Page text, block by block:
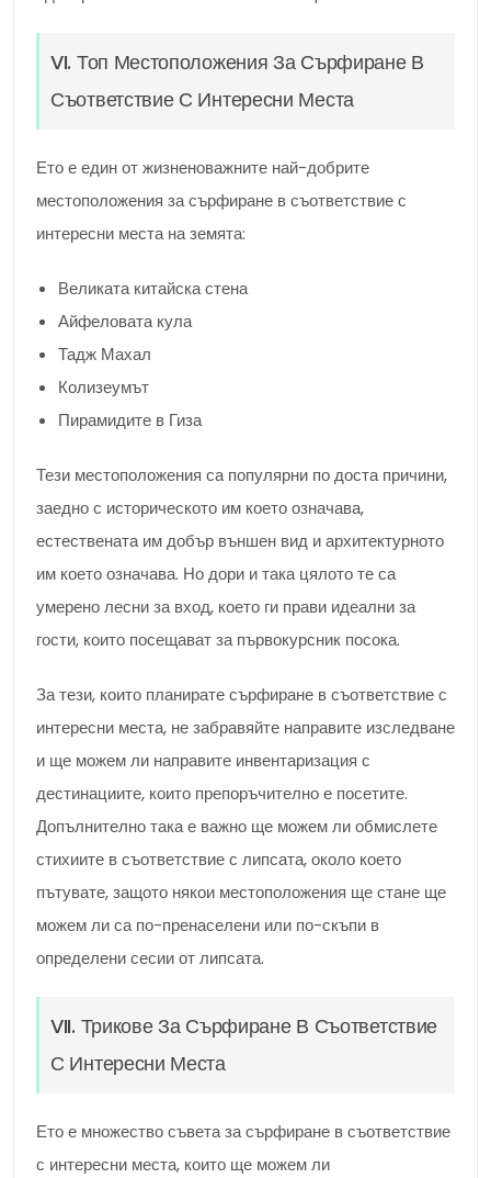
VI. Топ Местоположения За Сърфиране В
Съответствие С Интересни Места
Ето е един от жизненоважните най-добрите
местоположения за сърфиране в съответствие с
интересни места на земята:
Великата китайска стена
Айфеловата кула
Тадж Махал
Колизеумът
Пирамидите в Гиза
Тези местоположения са популярни по доста причини,
заедно с историческото им което означава,
естествената им добър външен вид и архитектурното
им което означава. Но дори и така цялото те са
умерено лесни за вход, което ги прави идеални за
гости, които посещават за първокурсник посока.
За тези, които планирате сърфиране в съответствие с
интересни места, не забравяйте направите изследване
и ще можем ли направите инвентаризация с
дестинациите, които препоръчително е посетите.
Допълнително така е важно ще можем ли обмислете
стихиите в съответствие с липсата, около което
пътувате, защото някои местоположения ще стане ще
можем ли са по-пренаселени или по-скъпи в
определени сесии от липсата.
VII. Трикове За Сърфиране В Съответствие
С Интересни Места
Ето е множество съвета за сърфиране в съответствие
с интересни места, които ще можем ли